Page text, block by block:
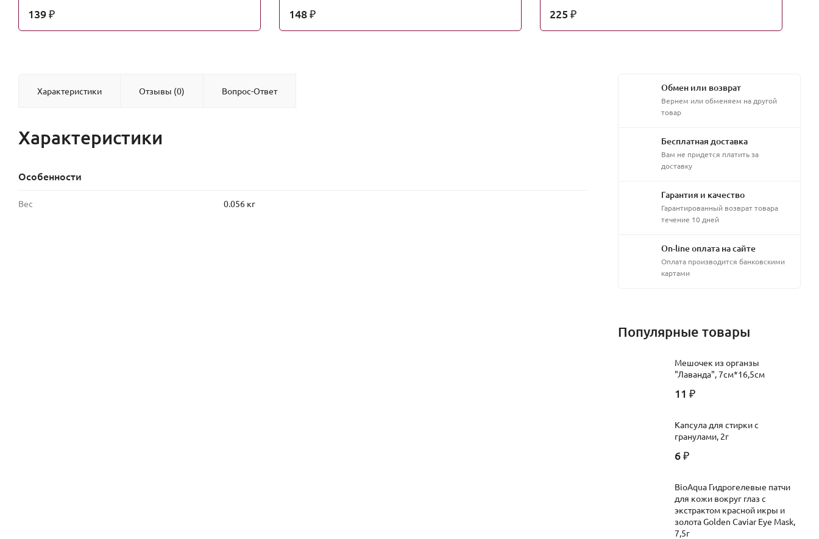
139 ₽ 148 ₽ 225 ₽
Характеристики Отзывы (0) Вопрос-Ответ
Характеристики
Особенности
Вес 0.056 кг
Обмен или возврат
Вернем или обменяем на другой
товар
Бесплатная доставка
Вам не придется платить за
доставку
Гарантия и качество
Гарантированный возврат товара
течение 10 дней
On-line оплата на сайте
Оплата производится банковскими
картами
Популярные товары
Мешочек из органзы
"Лаванда", 7см*16,5см
11 ₽
Капсула для стирки с
гранулами, 2г
6 ₽
BioAqua Гидрогелевые патчи
для кожи вокруг глаз c
экстрактом красной икры и
золота Golden Caviar Eye Mask,
7,5г